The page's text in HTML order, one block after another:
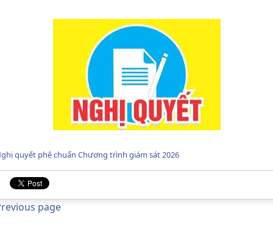
quyết phê chuẩn Chương trình giám sát 2026
page